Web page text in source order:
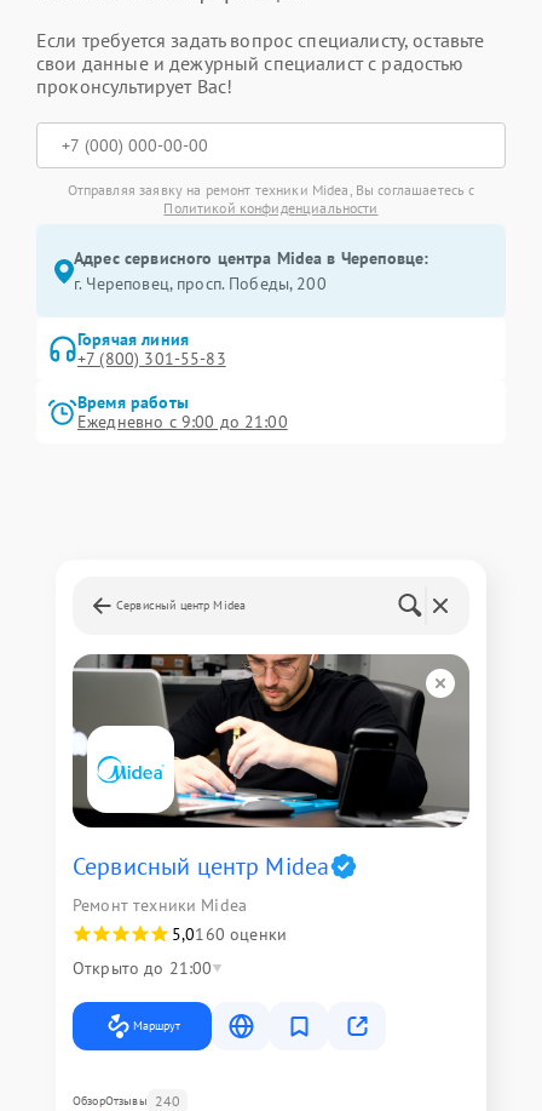
Если требуется задать вопрос специалисту, оставьте
свои данные и дежурный специалист с радостью
проконсультирует Вас!
Отправляя заявку на ремонт техники Midea, Вы соглашаетесь с
Политикой конфиденциальности
Адрес сервисного центра Midea в Череповце:
г. Череповец, просп. Победы, 200
Горячая линия
+7 (800) 301-55-83
Время работы
Ежедневно с 9:00 до 21:00
Сервисный центр Midea
Сервисный центр Midea
Ремонт техники Midea
5,0160 оценки
Открыто до 21:00
Маршрут
ОбзорОтзывы 240